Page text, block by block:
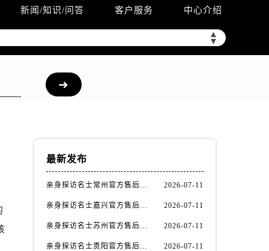
新闻/知识/问答 客户服务 中心介绍
▲
▼
最新发布
亲身探访名士常州官方售后服务中心｜全新官方服务电话与地址（2026年7月最新） 2026-07-11
亲身探访名士嘉兴官方售后服务中心｜全新地址和售后电话（2026年7月最新） 2026-07-11
亲身探访名士苏州官方售后服务中心｜服务热线与门店详细地址（2026年7月最新） 2026-07-11
亲身探访名士贵阳官方售后服务中心｜网点地址与电话（2026年7月最新） 2026-07-11